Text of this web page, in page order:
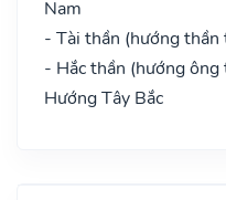
Nam
- Tài thần (hướng
- Hắc thần (hướng
Hướng Tây Bắc